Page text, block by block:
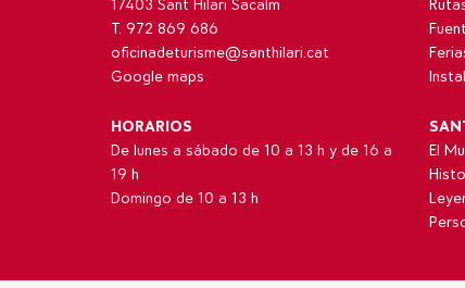
17403 Sant Hilari Sacalm
T. 972 869 686
oficinadeturisme@santhilari.cat
Google maps
HORARIOS
De lunes a sábado de 10 a 13 h y de 16 a
19 h
Domingo de 10 a 13 h
El